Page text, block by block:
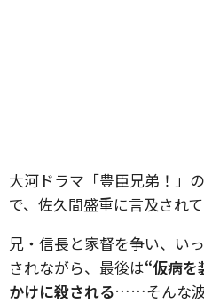
大河ドラマ「豊臣兄弟！」
で、佐久間盛重に言及されて
兄・信長と家督を争い、い
されながら、最後は“仮病を
かけに殺される……そんな波